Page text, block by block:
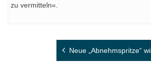
zu vermitteln«.
Beitragsnavigation
Neue „Abnehmspritze“